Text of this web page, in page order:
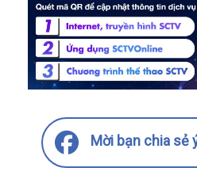
Mời bạn chia sẻ